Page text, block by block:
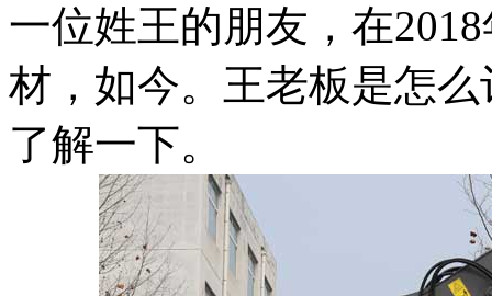
一位姓王的朋友，在
材，如今。王老板是怎
了解一下。